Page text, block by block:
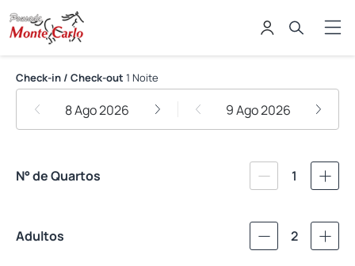
Pousada Monte Carlo
Check-in / Check-out 1 Noite
8 Ago 2026 9 Ago 2026
N° de Quartos 1
Adultos 2